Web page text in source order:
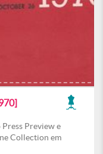
Preview e
Collection em